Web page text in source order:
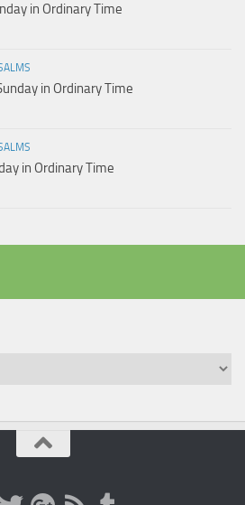
in Ordinary Time
in Ordinary Time
in Ordinary Time